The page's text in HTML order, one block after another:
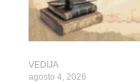
VEDIJA
agosto 4, 2026